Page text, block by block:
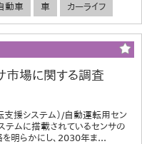
動車 車 カーライフ
場に関する調査
援システム）/自動運転用セン
ムに搭載されているセンサの
明らかにし、2030年ま...